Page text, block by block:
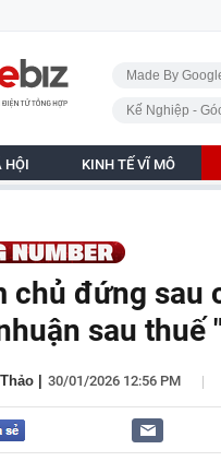
chủ
Made By
Kế Nghiệp -
HỘI KINH TẾ VĨ MÔ
chủ đứng sau
sau thuế
30/01/2026 12:56 PM |